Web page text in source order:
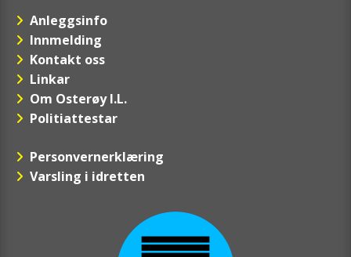
Anleggsinfo
Innmelding
Kontakt oss
Linkar
Om Osterøy I.L.
Politiattestar
Personvernerklæring
Varsling i idretten